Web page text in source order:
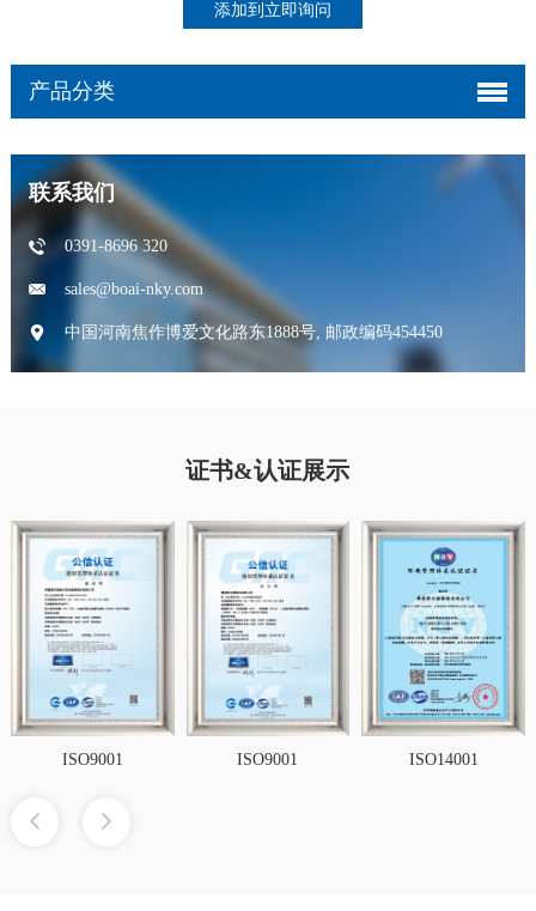
产品分类
联系我们
0391-8696 320
sales@boai-nky.com
中国河南焦作博爱文化路东1888号, 邮政编码454450
证书&认证展示
ISO9001 ISO9001 ISO14001